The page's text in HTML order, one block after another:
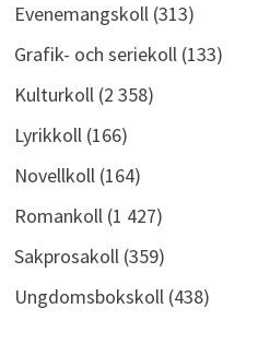
Evenemangskoll(313)
Grafik- och seriekoll(133)
Kulturkoll(2 358)
Lyrikkoll(166)
Novellkoll(164)
Romankoll(1 427)
Sakprosakoll(359)
Ungdomsbokskoll(438)